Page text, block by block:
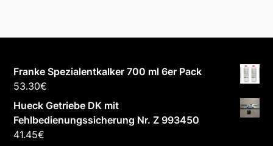
Franke Spezialentkalker 700 ml 6er Pack
53.30€
Hueck Getriebe DK mit
Fehlbedienungssicherung Nr. Z 993450
41.45€